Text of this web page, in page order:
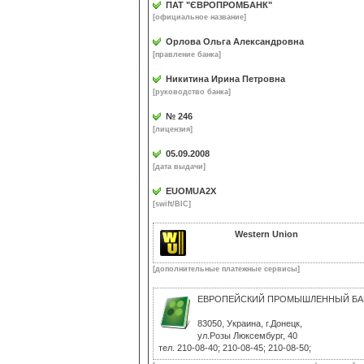
ПАТ "ЄВРОПРОМБАНК"
[официальное название]
Орлова Ольга Александровна
[правление банка]
Никитина Ирина Петровна
[руководство банка]
№ 246
[лицензия]
05.09.2008
[дата выдачи]
EUOMUA2X
[swift/BIC]
Western Union
[дополнительные платежные сервисы]
ЕВРОПЕЙСКИЙ ПРОМЫШЛЕННЫЙ
83050, Украина, г.Донецк,
ул.Розы Люксембург, 40
тел. 210-08-40; 210-08-45; 210-08-50;